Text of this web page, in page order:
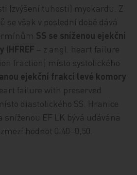
(zvýšení tuhosti) myokardu. Z
se však v poslední době dává
SS se sníženou ejekční
(HFREF – z angl. heart failure
fraction) místo systolického
ejekční frakcí levé komory
failure with preserved
diastolického SS. Hranice
sníženou EF LK bývá udávána
hodnot 0,40–0,50.